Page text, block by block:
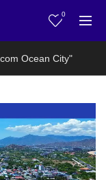
0
Ocean City"